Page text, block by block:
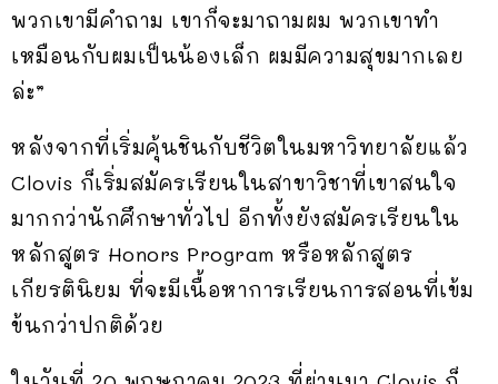
พวกเขามีคำถาม เขาก็จะมาถามผม พวกเขาทำ
เหมือนกับผมเป็นน้องเล็ก ผมมีความสุขมากเลย
ล่ะ”
หลังจากที่เริ่มคุ้นชินกับชีวิตในมหาวิทยาลัยแล้ว
Clovis ก็เริ่มสมัครเรียนในสาขาวิชาที่เขาสนใจ
มากกว่านักศึกษาทั่วไป อีกทั้งยังสมัครเรียนใน
หลักสูตร Honors Program หรือหลักสูตร
เกียรตินิยม ที่จะมีเนื้อหาการเรียนการสอนที่เข้ม
ข้นกว่าปกติด้วย